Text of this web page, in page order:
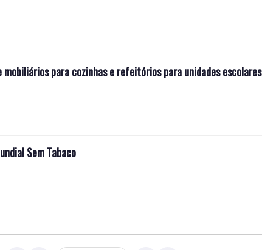
para cozinhas e refeitórios para unidades escolares
Sem Tabaco